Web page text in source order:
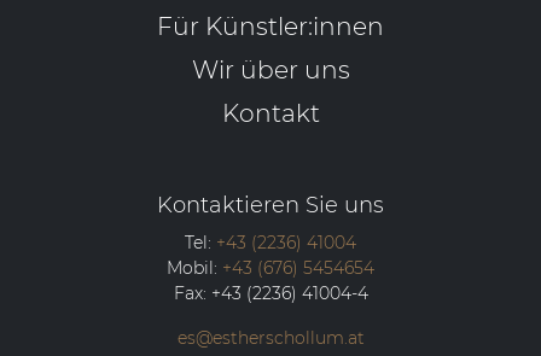
Für Künstler:innen
Wir über uns
Kontakt
Kontaktieren Sie uns
Tel: +43 (2236) 41004
Mobil: +43 (676) 5454654
Fax: +43 (2236) 41004-4
es@estherschollum.at